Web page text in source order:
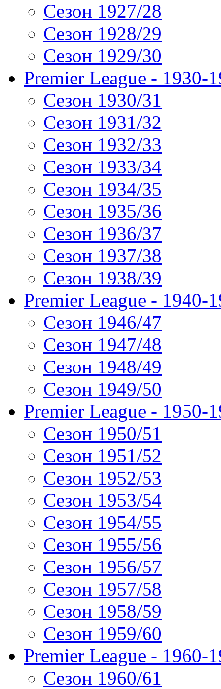
Сезон 1927/28
Сезон 1928/29
Сезон 1929/30
Premier League - 1930-
Сезон 1930/31
Сезон 1931/32
Сезон 1932/33
Сезон 1933/34
Сезон 1934/35
Сезон 1935/36
Сезон 1936/37
Сезон 1937/38
Сезон 1938/39
Premier League - 1940-
Сезон 1946/47
Сезон 1947/48
Сезон 1948/49
Сезон 1949/50
Premier League - 1950-
Сезон 1950/51
Сезон 1951/52
Сезон 1952/53
Сезон 1953/54
Сезон 1954/55
Сезон 1955/56
Сезон 1956/57
Сезон 1957/58
Сезон 1958/59
Сезон 1959/60
Premier League - 1960-
Сезон 1960/61